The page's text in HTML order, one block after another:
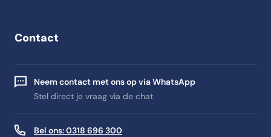
Contact
Neem contact met ons op via WhatsApp
Stel direct je vraag via de chat
Bel ons: 0318 696 300